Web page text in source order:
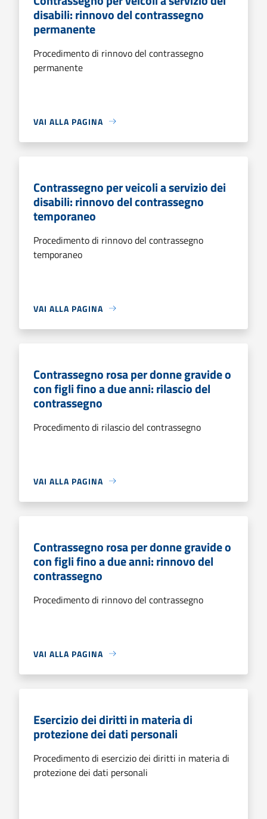
disabili: rinnovo del contrassegno
permanente
Procedimento di rinnovo del contrassegno
permanente
VAI ALLA PAGINA
Contrassegno per veicoli a servizio dei
disabili: rinnovo del contrassegno
temporaneo
Procedimento di rinnovo del contrassegno
temporaneo
VAI ALLA PAGINA
Contrassegno rosa per donne gravide o
con figli fino a due anni: rilascio del
contrassegno
Procedimento di rilascio del contrassegno
VAI ALLA PAGINA
Contrassegno rosa per donne gravide o
con figli fino a due anni: rinnovo del
contrassegno
Procedimento di rinnovo del contrassegno
VAI ALLA PAGINA
Esercizio dei diritti in materia di
protezione dei dati personali
Procedimento di esercizio dei diritti in materia di
protezione dei dati personali